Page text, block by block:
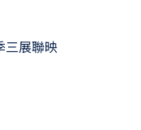
三展聯映